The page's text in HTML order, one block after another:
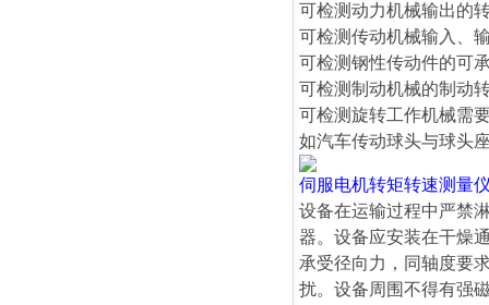
可检测动力机械输出的
可检测传动机械输入、
可检测钢性传动件的可
可检测制动机械的制动
可检测旋转工作机械需
如汽车传动球头与球头
伺服电机转矩转速测量
设备在运输过程中严禁
器。设备应安装在干燥
承受径向力，同轴度要
扰。设备周围不得有强